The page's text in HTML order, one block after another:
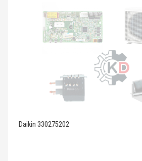
Daikin 330275202